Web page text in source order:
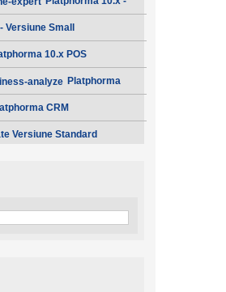
Versiune Small
10.x POS
Platphorma
CRM
Versiune Standard